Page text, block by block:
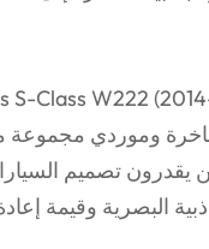
وموردي مجموعة ما
يقدرون تصميم